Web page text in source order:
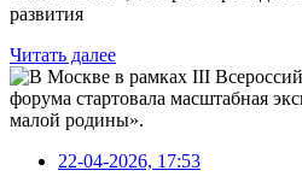
развития
Читать далее
22-04-2026, 17:53